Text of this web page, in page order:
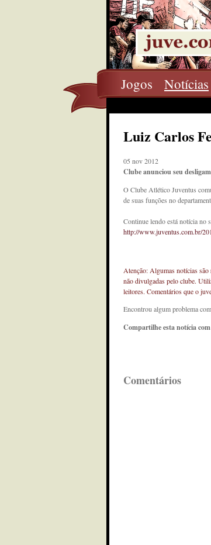
Jogos Notícias
Luiz Carlos
05 nov 2012
Clube anunciou seu
O Clube Atlético Juventus
de suas funções no
Continue lendo está notícia no
http://www.juventus.com.br/
Atenção: Algumas notícias
não divulgadas pelo clube.
leitores. Comentários que o
Encontrou algum problema
Compartilhe esta notícia
Comentários